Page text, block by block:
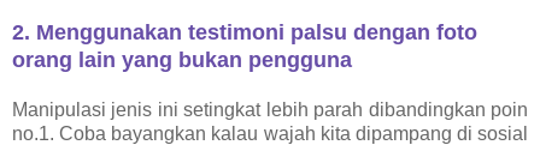
2. Menggunakan testimoni palsu dengan foto
orang lain yang bukan pengguna
Manipulasi jenis ini setingkat lebih parah dibandingkan poin
no.1. Coba bayangkan kalau wajah kita dipampang di sosial